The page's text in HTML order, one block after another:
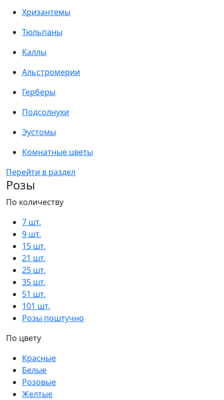
Хризантемы
Тюльпаны
Каллы
Альстромерии
Герберы
Подсолнухи
Эустомы
Комнатные цветы
Перейти в раздел
Розы
По количеству
7 шт.
9 шт.
15 шт.
21 шт.
25 шт.
35 шт.
51 шт.
101 шт.
Розы поштучно
По цвету
Красные
Белые
Розовые
Желтые